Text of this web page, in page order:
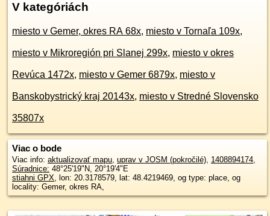
V kategóriách
miesto v Gemer, okres RA 68x, miesto v Tornaľa 109x,
miesto v Mikroregión pri Slanej 299x, miesto v okres
Revúca 1472x, miesto v Gemer 6879x, miesto v
Banskobystrický kraj 20143x, miesto v Stredné Slovensko
35807x
Viac o bode
Viac info: aktualizovať mapu, uprav v JOSM (pokročilé), 1408894174,
Súradnice: 48°25'19"N, 20°19'4"E
stiahni GPX, lon: 20.3178579, lat: 48.4219469, og type: place, og
locality: Gemer, okres RA,